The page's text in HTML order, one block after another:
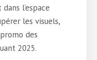
l’espace
les visuels,
des
2025.